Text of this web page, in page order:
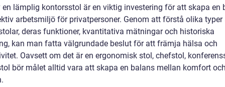
en lämplig kontorsstol är en viktig investering för att skapa en
arbetsmiljö för privatpersoner. Genom att förstå olika typer
deras funktioner, kvantitativa mätningar och historiska
kan man fatta välgrundade beslut för att främja hälsa och
Oavsett om det är en ergonomisk stol, chefstol,
bör målet alltid vara att skapa en balans mellan komfort